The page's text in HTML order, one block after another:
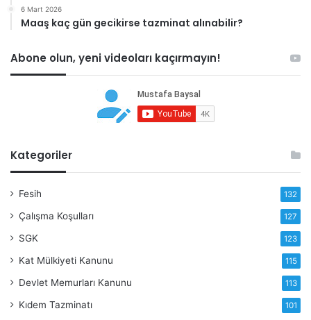
6 Mart 2026
Maaş kaç gün gecikirse tazminat alınabilir?
Abone olun, yeni videoları kaçırmayın!
Kategoriler
Fesih 132
Çalışma Koşulları 127
SGK 123
Kat Mülkiyeti Kanunu 115
Devlet Memurları Kanunu 113
Kıdem Tazminatı 101